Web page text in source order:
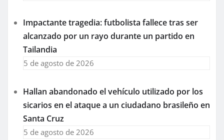
Impactante tragedia: futbolista fallece tras ser
alcanzado por un rayo durante un partido en
Tailandia
5 de agosto de 2026
Hallan abandonado el vehículo utilizado por los
sicarios en el ataque a un ciudadano brasileño en
Santa Cruz
5 de agosto de 2026